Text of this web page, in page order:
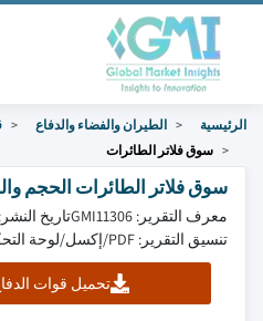
الرئيسية الطيران والفضاء والدفاع
سوق فلاتر الطائرات
سوق فلاتر الطائرات الحجم والمشاركة
معرف التقرير: GMI11306
تاريخ النشر: September 2024
تنسيق التقرير: PDF/إكسل/لوحة التحكم/منصة
تحميل قوات